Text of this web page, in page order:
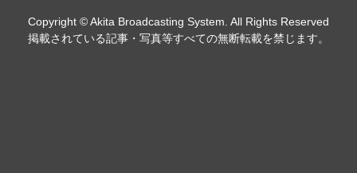
Copyright © Akita Broadcasting System. All Rights Reserved
掲載されている記事・写真等すべての無断転載を禁じます。